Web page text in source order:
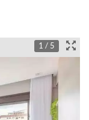
1 / 5